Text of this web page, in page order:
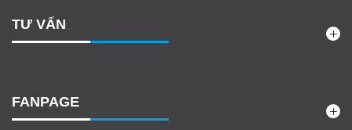
TƯ VẤN
FANPAGE